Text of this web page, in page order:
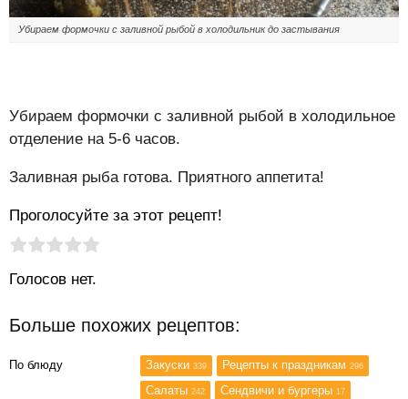
Убираем формочки с заливной рыбой в холодильник до застывания
Убираем формочки с заливной рыбой в холодильное
отделение на 5-6 часов.
Заливная рыба готова. Приятного аппетита!
Проголосуйте за этот рецепт!
Рейтинг статьи:
Голосов нет.
Больше похожих рецептов:
По блюду Закуски 339 Рецепты к праздникам 296
Салаты 242 Сендвичи и бургеры 17